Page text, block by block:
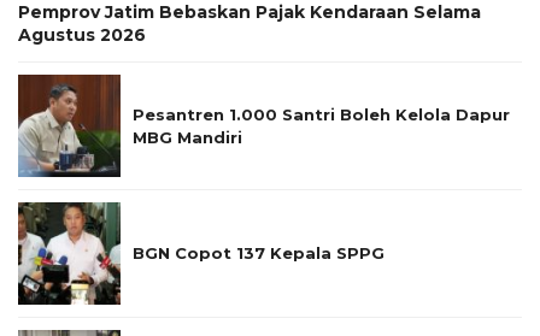
Pemprov Jatim Bebaskan Pajak Kendaraan Selama
Agustus 2026
Pesantren 1.000 Santri Boleh Kelola Dapur
MBG Mandiri
BGN Copot 137 Kepala SPPG